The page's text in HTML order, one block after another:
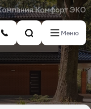
Комфорт ЭКО
Меню